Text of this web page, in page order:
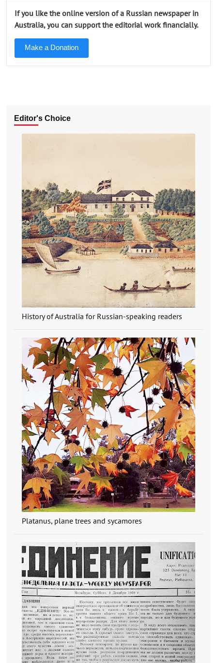
If you like the online version of a Russian newspaper in
Australia, you can support the editorial work financially.
Make a Donation
Editor's Choice
History of Australia for Russian-speaking readers
Platanus, plane trees and sycamores